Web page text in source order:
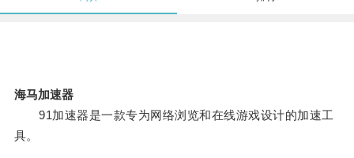
海马加速器
91加速器是一款专为网络浏览和在线游戏设计的加速工
具。